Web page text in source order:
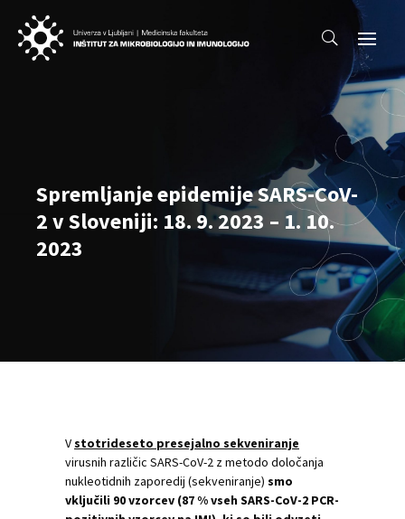
Spremljanje epidemije SARS-CoV-
2 v Sloveniji: 18. 9. 2023 – 1. 10.
2023
Vstotrideseto presejalno sekveniranje
virusnih različic SARS-CoV-2 z metodo določanja
nukleotidnih zaporedij (sekveniranje) smo
vključili 90 vzorcev (87 % vseh SARS-CoV-2 PCR-